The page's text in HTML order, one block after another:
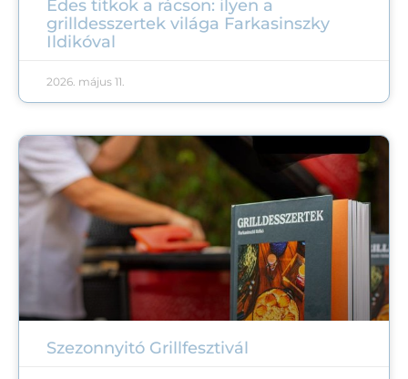
Édes titkok a rácson: ilyen a
grilldesszertek világa Farkasinszky
Ildikóval
2026. május 11.
Szezonnyitó Grillfesztivál